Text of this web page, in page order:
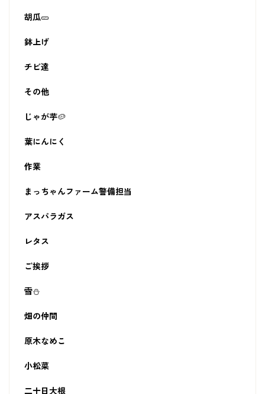
胡瓜🥒
鉢上げ
チビ達
その他
じゃが芋🥔
葉にんにく
作業
まっちゃんファーム警備担当
アスパラガス
レタス
ご挨拶
雪⛄
畑の仲間
原木なめこ
小松菜
二十日大根